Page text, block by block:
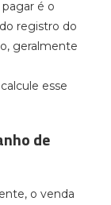
é o
registro do
geralmente
esse
de
o venda